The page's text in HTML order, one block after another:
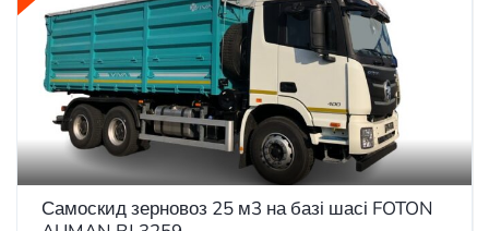
Самоскид зерновоз 25 м3 на базі шасі FOTON